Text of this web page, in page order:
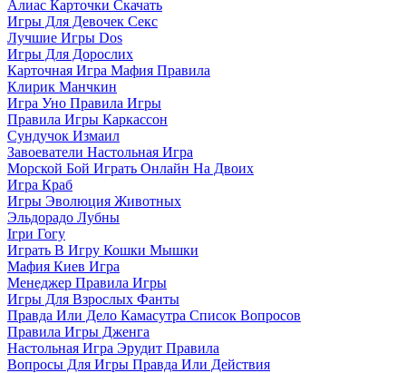
Алиас Карточки Скачать
Игры Для Девочек Секс
Лучшие Игры Dos
Игры Для Дорослих
Карточная Игра Мафия Правила
Клирик Манчкин
Игра Уно Правила Игры
Правила Игры Каркассон
Сундучок Измаил
Завоеватели Настольная Игра
Морской Бой Играть Онлайн На Двоих
Игра Краб
Игры Эволюция Животных
Эльдорадо Лубны
Ігри Гогу
Играть В Игру Кошки Мышки
Мафия Киев Игра
Менеджер Правила Игры
Игры Для Взрослых Фанты
Правда Или Дело Камасутра Список Вопросов
Правила Игры Дженга
Настольная Игра Эрудит Правила
Вопросы Для Игры Правда Или Действия